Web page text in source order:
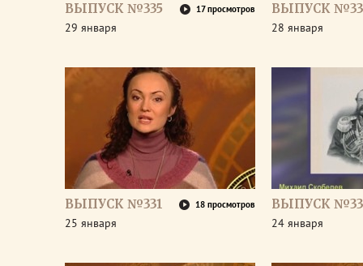
ВЫПУСК №335 17 просмотров
29 января
ВЫПУСК
28 января
ВЫПУСК №331 18 просмотров
25 января
ВЫПУСК
24 января